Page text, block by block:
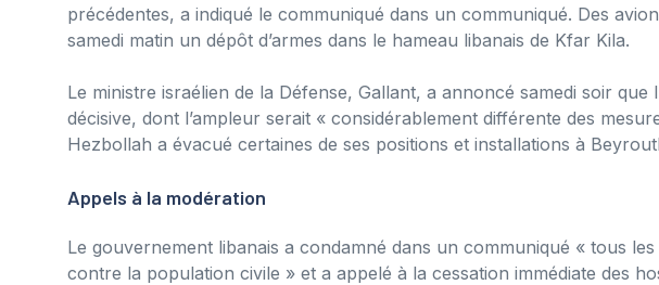
précédentes, a indiqué le communiqué dans un communiqué. Des
samedi matin un dépôt d’armes dans le hameau libanais de Kfar Kila.
Le ministre israélien de la Défense, Gallant, a annoncé samedi soir que
décisive, dont l’ampleur serait « considérablement différente des
Hezbollah a évacué certaines de ses positions et installations à
Appels à la modération
Le gouvernement libanais a condamné dans un communiqué « tous les
contre la population civile » et a appelé à la cessation immédiate des